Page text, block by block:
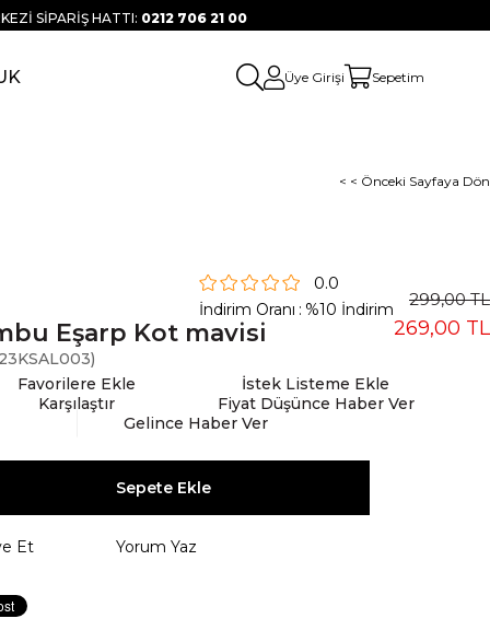
SİPARİŞ HATTI: 0212 706 21 00
Üye Girişi Sepetim
< < Önceki Sayfaya Dön
Eşarp Kot mavisi
0.0
İndirim Oranı : %10 İndirim 299,00 TL
269,00 TL
Favorilere Ekle
İstek Listeme Ekle
Karşılaştır
Fiyat Düşünce Haber Ver
Gelince Haber Ver
Et Yorum Yaz